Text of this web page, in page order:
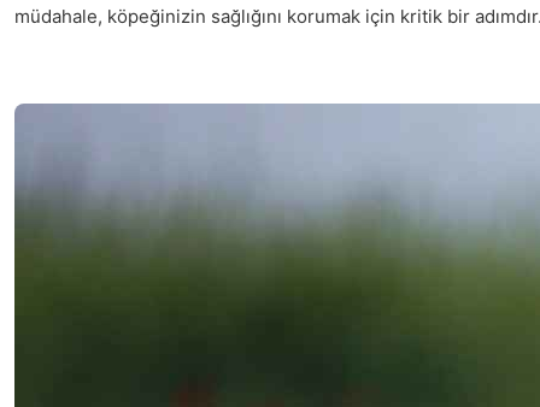
müdahale, köpeğinizin sağlığını korumak için kritik bir